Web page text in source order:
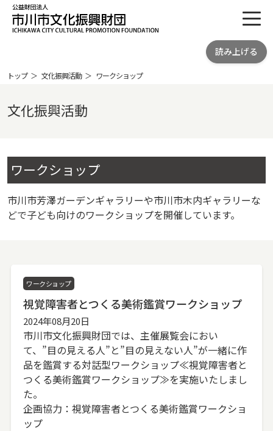
公益財団法人 市川市文化振興財団
PROMOTION FOUNDATION
読み上げる
トップ 文化振興活動 ワークショップ
文化振興活動
ワークショップ
市川市芳澤ガーデンギャラリーや市川市木内ギャラリーな
どで子ども向けのワークショップを開催しています。
ワークショップ
視覚障害者とつくる美術鑑賞ワークショップ
2024年08月20日
市川市文化振興財団では、主催展覧会におい
て、”目の見える人”と”目の見えない人”が一緒に作
品を鑑賞する対話型ワークショップ≪視覚障害者と
つくる美術鑑賞ワークショップ≫を実施いたしまし
た。
企画協力：視覚障害者とつくる美術鑑賞ワークショ
ップ